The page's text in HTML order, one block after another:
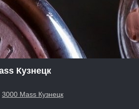
Кузнецк
3000 Mass Кузнецк